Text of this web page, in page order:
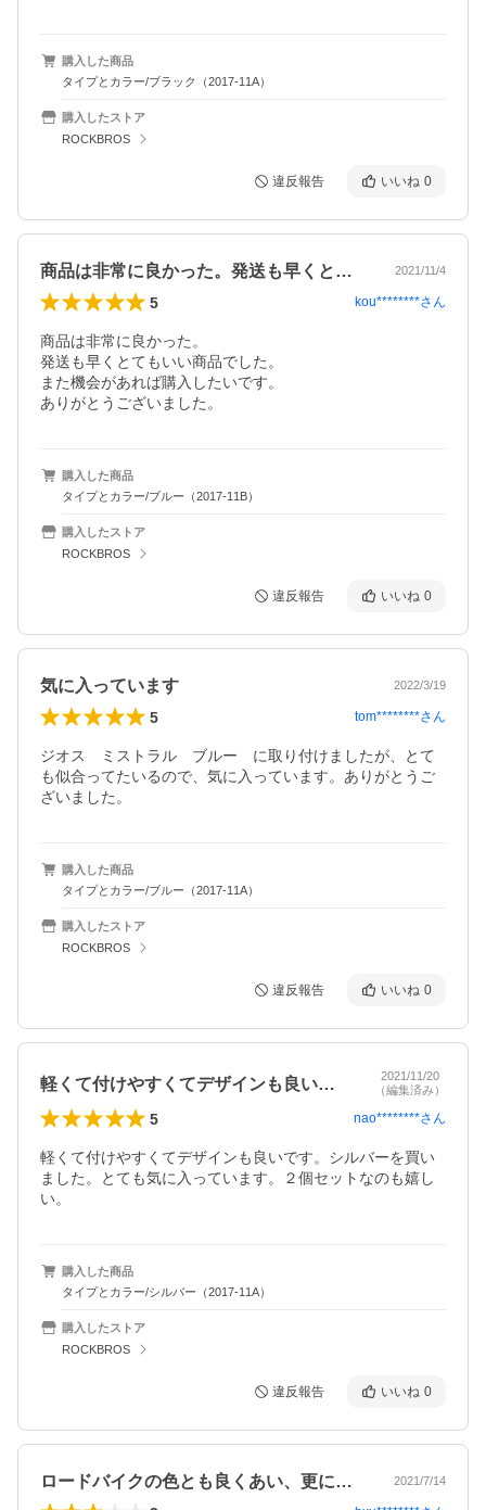
購入した商品
タイプとカラー/ブラック（2017-11A）
購入したストア
ROCKBROS
違反報告 いいね 0
商品は非常に良かった。発送も早くとても… 2021/11/4
5 kou********さん
商品は非常に良かった。
発送も早くとてもいい商品でした。
また機会があれば購入したいです。
ありがとうございました。
購入した商品
タイプとカラー/ブルー（2017-11B）
購入したストア
ROCKBROS
違反報告 いいね 0
気に入っています 2022/3/19
5 tom********さん
ジオス　ミストラル　ブルー　に取り付けましたが、とて
も似合ってたいるので、気に入っています。ありがとうご
ざいました。
購入した商品
タイプとカラー/ブルー（2017-11A）
購入したストア
ROCKBROS
違反報告 いいね 0
軽くて付けやすくてデザインも良いです。…
2021/11/20
（編集済み）
5 nao********さん
軽くて付けやすくてデザインも良いです。シルバーを買い
ました。とても気に入っています。２個セットなのも嬉し
い。
購入した商品
タイプとカラー/シルバー（2017-11A）
購入したストア
ROCKBROS
違反報告 いいね 0
ロードバイクの色とも良くあい、更に耐久… 2021/7/14